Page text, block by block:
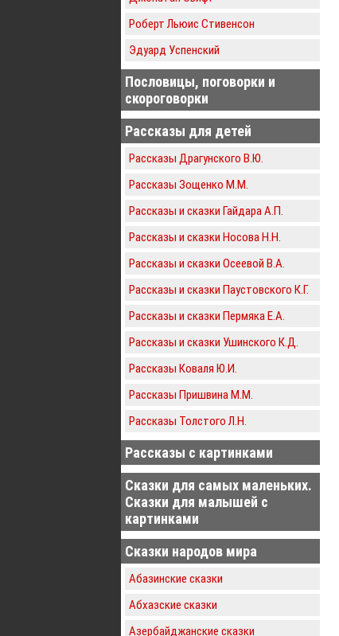
Роберт Льюис Стивенсон
Эдуард Успенский
Пословицы, поговорки и
скороговорки
Рассказы для детей
Рассказы Драгунского В.Ю.
Рассказы Зощенко М.М.
Рассказы и сказки Гайдара А.П.
Рассказы и сказки Носова Н.Н.
Рассказы и сказки Осеевой В.А.
Рассказы и сказки Паустовского К.Г.
Рассказы и сказки Пермяка Е.А.
Рассказы и сказки Ушинского К.Д.
Рассказы Коваля Ю.И.
Рассказы Пришвина М.М.
Рассказы Толстого Л.Н.
Рассказы с картинками
Сказки для самых маленьких.
Сказки для малышей с
картинками
Сказки народов мира
Абазинские сказки
Абхазские сказки
Азербайджанские сказки